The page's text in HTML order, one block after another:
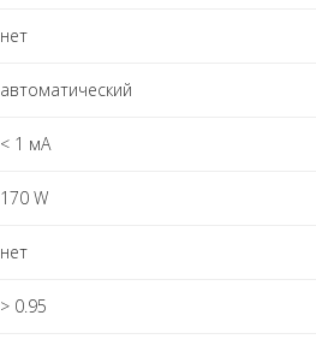
нет
автоматический
< 1 мА
170 W
нет
> 0.95